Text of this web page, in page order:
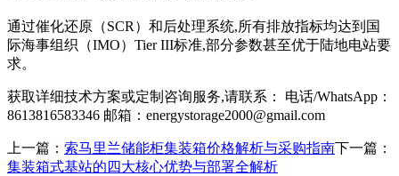
通过催化还原（SCR）和后处理系统,所有排放指标均达到国
际海事组织（IMO）Tier III标准,部分参数甚至优于陆地电站要
求。
获取详细技术方案或定制咨询服务,请联系： 电话/WhatsApp：
8613816583346 邮箱： energystorage2000@gmail.com
上一篇： 索马里兰储能柜集装箱价格解析与采购指南下一篇：
集装箱式基站的四大核心优势与部署全解析